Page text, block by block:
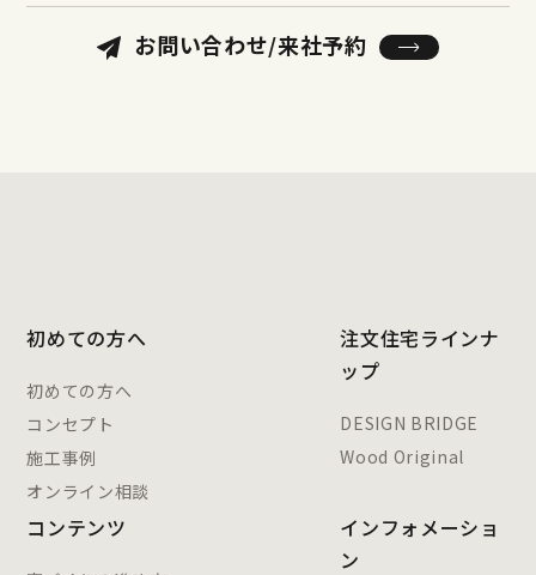
お問い合わせ/来社予約
初めての方へ
初めての方へ
コンセプト
施工事例
オンライン相談
注文住宅ラインナ
ップ
DESIGN BRIDGE
Wood Original
コンテンツ
インフォメーショ
ン